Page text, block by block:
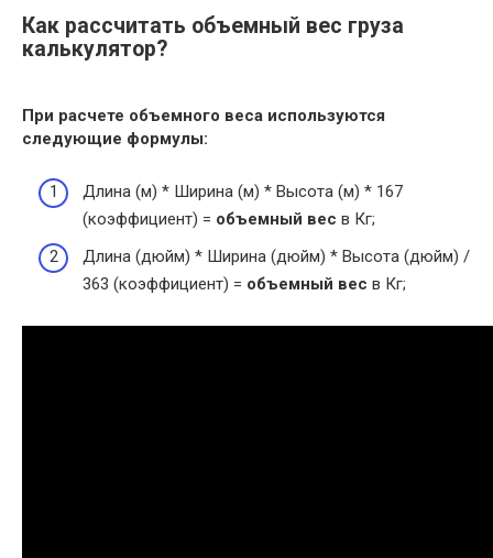
Как рассчитать объемный вес груза
калькулятор?
При расчете объемного веса используются
следующие формулы:
Длина (м) * Ширина (м) * Высота (м) * 167
(коэффициент) = объемный вес в Кг;
Длина (дюйм) * Ширина (дюйм) * Высота (дюйм) /
363 (коэффициент) = объемный вес в Кг;